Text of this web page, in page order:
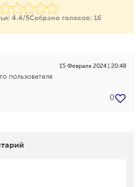
4.4/5Собрано голосов: 16
пользователя
15 Февраля 2024 | 20:48
0